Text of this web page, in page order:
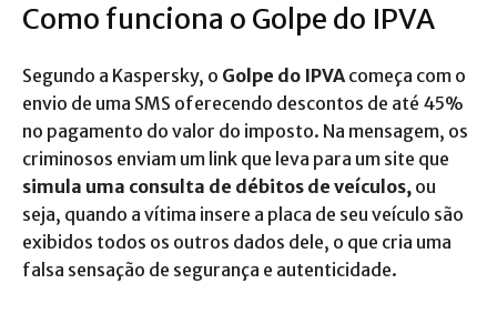
Como funciona o Golpe do IPVA
Segundo a Kaspersky, o Golpe do IPVA começa com o
envio de uma SMS oferecendo descontos de até 45%
no pagamento do valor do imposto. Na mensagem, os
criminosos enviam um link que leva para um site que
simula uma consulta de débitos de veículos, ou
seja, quando a vítima insere a placa de seu veículo são
exibidos todos os outros dados dele, o que cria uma
falsa sensação de segurança e autenticidade.